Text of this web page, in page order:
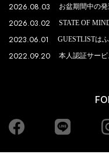
2026.08.03 お盆期間中の
2026.03.02 STATE OF
2023.06.01 GUESTLISTは
2022.09.20 本人認証サー